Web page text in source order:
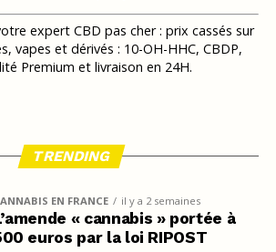
expert CBD pas cher : prix cassés sur
vapes et dérivés : 10-OH-HHC, CBDP,
Premium et livraison en 24H.
TRENDING
EN FRANCE il y a 2 semaines
« cannabis » portée à
euros par la loi RIPOST